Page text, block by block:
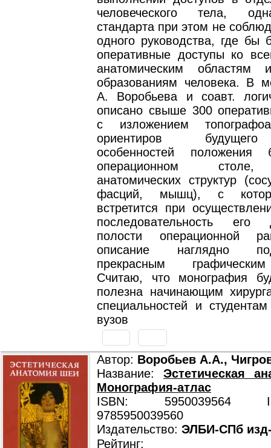
человеческого тела,
стандарта при этом не
одного руководства, где бы
оперативные доступы ко
анатомическим областям
образованиям человека. В
А. Воробьева и соавт.
описано свыше 300
с изложением
ориентиров
особенностей положения
операционном
анатомических структур
фасций, мышц), с
встретится при
последовательность
полости операционной
описание наглядно
прекрасным
Считаю, что монография
полезна начинающим
специальностей и
вузов
Автор: Воробьев А.А.,
Название: Эстетическая
Монография-атлас
ISBN: 5950039564
9785950039560
Издательство: ЭЛБИ-СПб
Рейтинг: